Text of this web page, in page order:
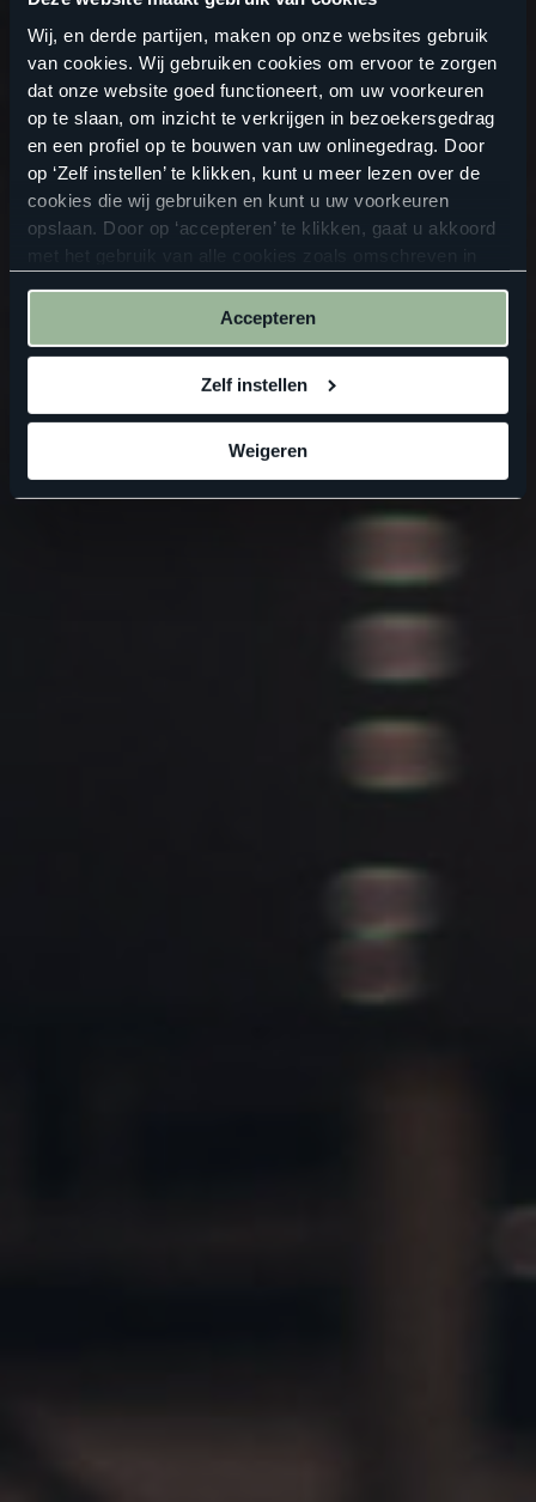
Wij, en derde partijen, maken op onze websites gebruik
van cookies. Wij gebruiken cookies om ervoor te zorgen
dat onze website goed functioneert, om uw voorkeuren
op te slaan, om inzicht te verkrijgen in bezoekersgedrag
en een profiel op te bouwen van uw onlinegedrag. Door
op ‘Zelf instellen’ te klikken, kunt u meer lezen over de
cookies die wij gebruiken en kunt u uw voorkeuren
opslaan. Door op ‘accepteren’ te klikken, gaat u akkoord
Accepteren
Zelf instellen
Weigeren